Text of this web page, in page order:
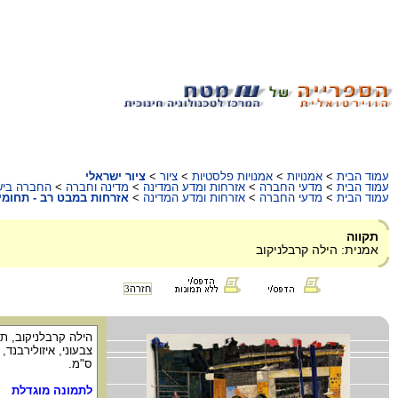
עמוד הבית > אמנויות > אמנויות פלסטיות > ציור > ציור ישראלי
עמוד הבית > מדעי החברה > אזרחות ומדע המדינה > מדינה וחברה > החברה
עמוד הבית > מדעי החברה > אזרחות ומדע המדינה > אזרחות במבט רב -
תקווה
אמנית: הילה קרבלניקוב
חזרה3
ס"מ.
לתמונה מוגדלת